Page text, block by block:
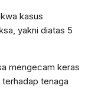
kasus
yakni diatas 5
mengecam keras
tenaga